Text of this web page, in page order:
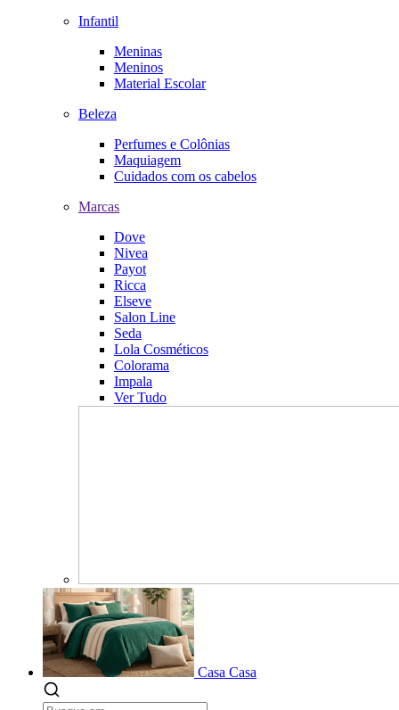
Infantil
Meninas
Meninos
Material Escolar
Beleza
Perfumes e Colônias
Maquiagem
Cuidados com os cabelos
Marcas
Dove
Nivea
Payot
Ricca
Elseve
Salon Line
Seda
Lola Cosméticos
Colorama
Impala
Ver Tudo
Casa Casa